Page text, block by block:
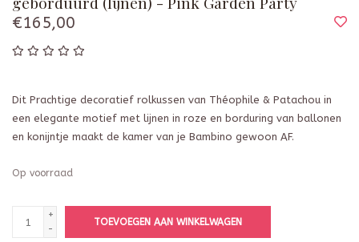
€165,00
Dit Prachtige decoratief rolkussen van Théophile & Patachou in
een elegante motief met lijnen in roze en borduring van ballonen
en konijntje maakt de kamer van je Bambino gewoon AF.
Op voorraad
+
-
TOEVOEGEN AAN WINKELWAGEN